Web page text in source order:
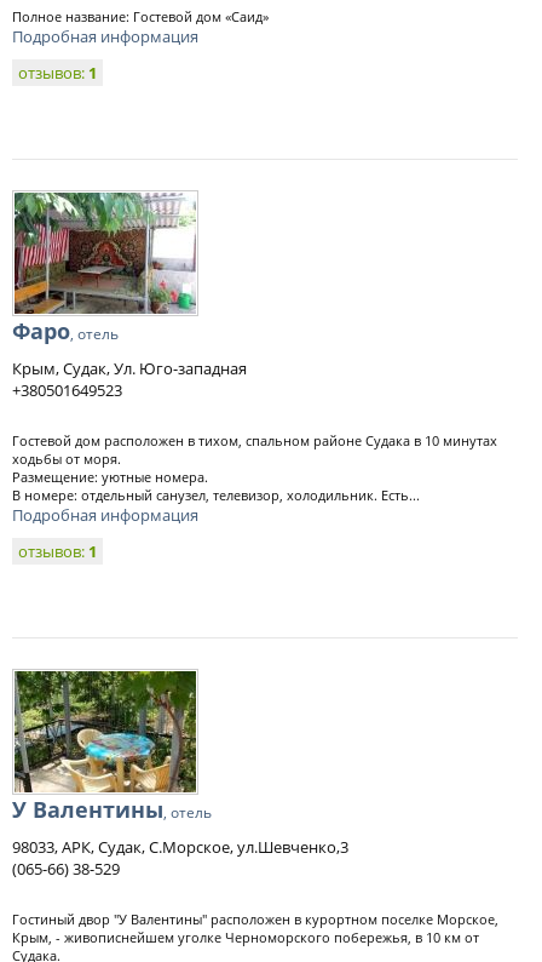
Полное название: Гостевой дом «Саид»
Подробная информация
отзывов: 1
Фаро, отель
Крым, Судак, Ул. Юго-западная
+380501649523
Гостевой дом расположен в тихом, спальном районе Судака в 10 минутах
ходьбы от моря.
Размещение: уютные номера.
В номере: отдельный санузел, телевизор, холодильник. Есть...
Подробная информация
отзывов: 1
У Валентины, отель
98033, АРК, Судак, С.Морское, ул.Шевченко,3
(065-66) 38-529
Гостиный двор "У Валентины" расположен в курортном поселке Морское,
Крым, - живописнейшем уголке Черноморского побережья, в 10 км от
Судака.